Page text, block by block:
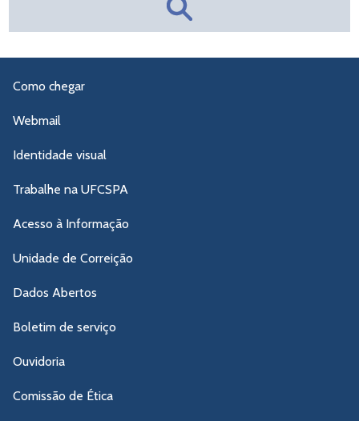
Como chegar
Webmail
Identidade visual
Trabalhe na UFCSPA
Acesso à Informação
Unidade de Correição
Dados Abertos
Boletim de serviço
Ouvidoria
Comissão de Ética